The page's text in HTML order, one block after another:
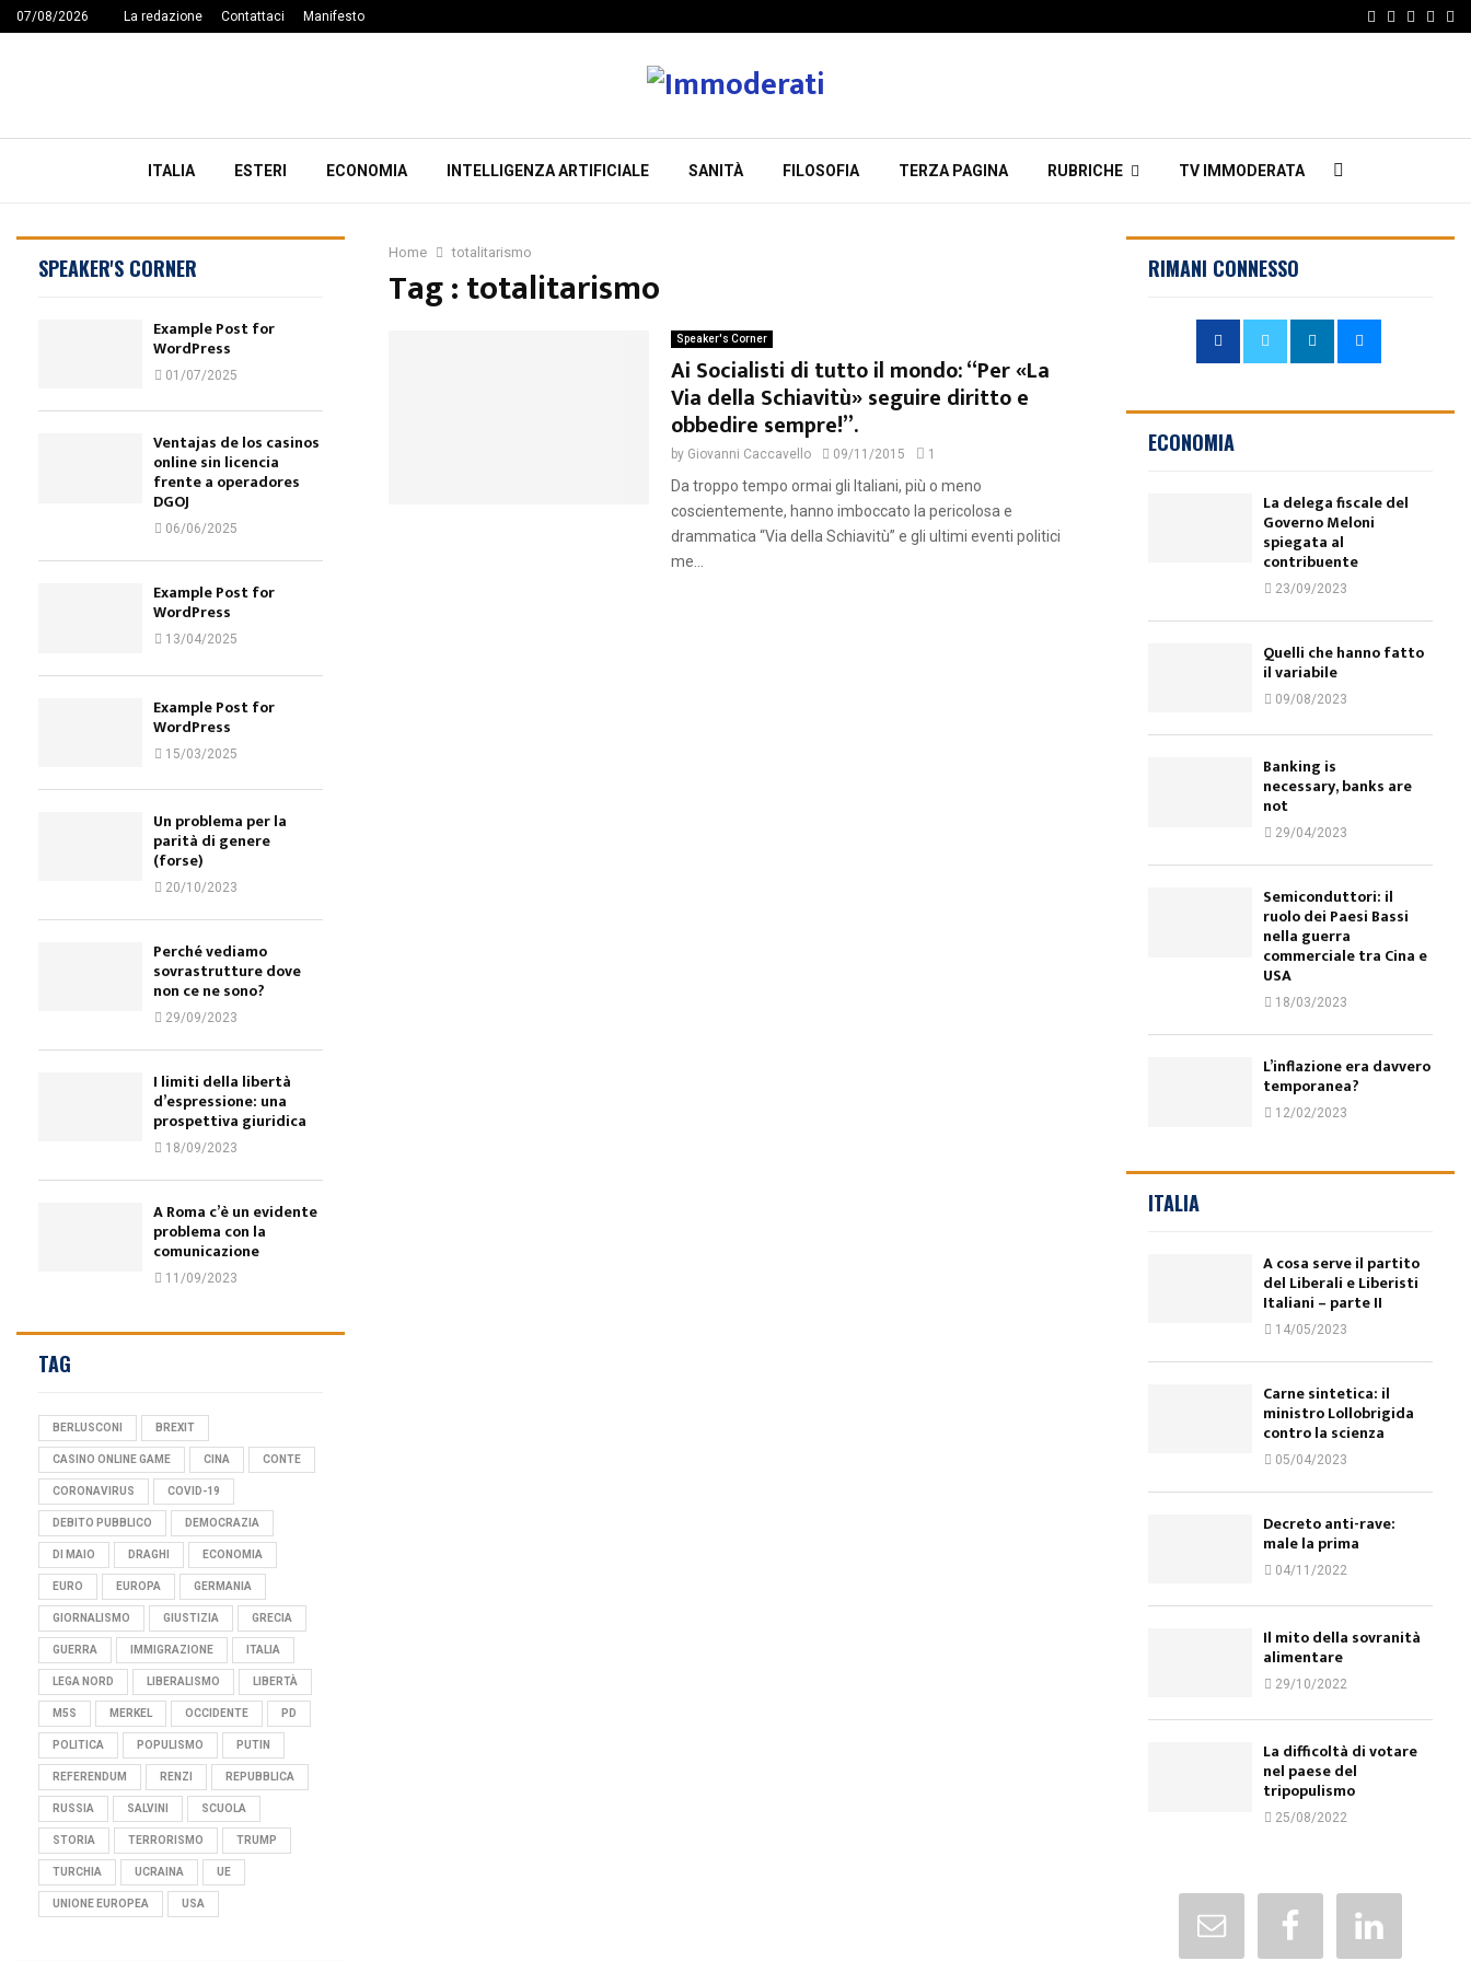
07/08/2026 La redazione Contattaci Manifesto Facebook
Twitter
ITALIA ESTERI ECONOMIA INTELLIGENZA ARTIFICIALE SANITÀ FILOSOFIA TERZA PAGINA RUBRICHE TV IMMODERATA
Home totalitarismo
Tag : totalitarismo
Speaker's Corner
Ai Socialisti di tutto il mondo: “Per «La
Via della Schiavitù» seguire diritto e
obbedire sempre!”.
by Giovanni Caccavello 09/11/2015 1
Da troppo tempo ormai gli Italiani, più o meno
coscientemente, hanno imboccato la pericolosa e
drammatica “Via della Schiavitù” e gli ultimi eventi politici
me...
SPEAKER'S CORNER
Example Post for
WordPress
01/07/2025
Ventajas de los casinos
online sin licencia
frente a operadores
DGOJ
06/06/2025
Example Post for
WordPress
13/04/2025
Example Post for
WordPress
15/03/2025
Un problema per la
parità di genere
(forse)
20/10/2023
Perché vediamo
sovrastrutture dove
non ce ne sono?
29/09/2023
I limiti della libertà
d’espressione: una
prospettiva giuridica
18/09/2023
A Roma c’è un evidente
problema con la
comunicazione
11/09/2023
TAG
BERLUSCONI BREXIT
CASINO ONLINE GAME CINA CONTE
CORONAVIRUS COVID-19
DEBITO PUBBLICO DEMOCRAZIA
DI MAIO DRAGHI ECONOMIA
EURO EUROPA GERMANIA
GIORNALISMO GIUSTIZIA GRECIA
GUERRA IMMIGRAZIONE ITALIA
LEGA NORD LIBERALISMO LIBERTÀ
M5S MERKEL OCCIDENTE PD
POLITICA POPULISMO PUTIN
REFERENDUM RENZI REPUBBLICA
RUSSIA SALVINI SCUOLA
STORIA TERRORISMO TRUMP
TURCHIA UCRAINA UE
UNIONE EUROPEA USA
RIMANI CONNESSO
ECONOMIA
La delega fiscale del
Governo Meloni
spiegata al
contribuente
23/09/2023
Quelli che hanno fatto
il variabile
09/08/2023
Banking is
necessary, banks are
not
29/04/2023
Semiconduttori: il
ruolo dei Paesi Bassi
nella guerra
commerciale tra Cina e
USA
18/03/2023
L’inflazione era davvero
temporanea?
12/02/2023
ITALIA
A cosa serve il partito
del Liberali e Liberisti
Italiani – parte II
14/05/2023
Carne sintetica: il
ministro Lollobrigida
contro la scienza
05/04/2023
Decreto anti-rave:
male la prima
04/11/2022
Il mito della sovranità
alimentare
29/10/2022
La difficoltà di votare
nel paese del
tripopulismo
25/08/2022